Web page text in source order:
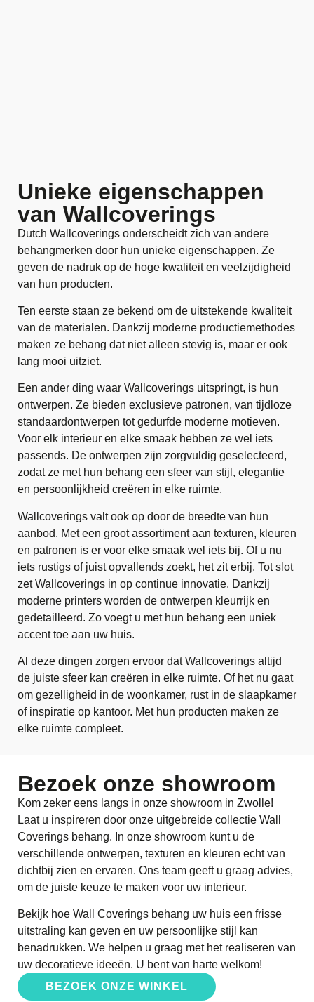
Unieke eigenschappen
van Wallcoverings
Dutch Wallcoverings onderscheidt zich van andere
behangmerken door hun unieke eigenschappen. Ze
geven de nadruk op de hoge kwaliteit en veelzijdigheid
van hun producten.
Ten eerste staan ze bekend om de uitstekende kwaliteit
van de materialen. Dankzij moderne productiemethodes
maken ze behang dat niet alleen stevig is, maar er ook
lang mooi uitziet.
Een ander ding waar Wallcoverings uitspringt, is hun
ontwerpen. Ze bieden exclusieve patronen, van tijdloze
standaardontwerpen tot gedurfde moderne motieven.
Voor elk interieur en elke smaak hebben ze wel iets
passends. De ontwerpen zijn zorgvuldig geselecteerd,
zodat ze met hun behang een sfeer van stijl, elegantie
en persoonlijkheid creëren in elke ruimte.
Wallcoverings valt ook op door de breedte van hun
aanbod. Met een groot assortiment aan texturen, kleuren
en patronen is er voor elke smaak wel iets bij. Of u nu
iets rustigs of juist opvallends zoekt, het zit erbij. Tot slot
zet Wallcoverings in op continue innovatie. Dankzij
moderne printers worden de ontwerpen kleurrijk en
gedetailleerd. Zo voegt u met hun behang een uniek
accent toe aan uw huis.
Al deze dingen zorgen ervoor dat Wallcoverings altijd
de juiste sfeer kan creëren in elke ruimte. Of het nu gaat
om gezelligheid in de woonkamer, rust in de slaapkamer
of inspiratie op kantoor. Met hun producten maken ze
elke ruimte compleet.
Bezoek onze showroom
Kom zeker eens langs in onze showroom in Zwolle!
Laat u inspireren door onze uitgebreide collectie Wall
Coverings behang. In onze showroom kunt u de
verschillende ontwerpen, texturen en kleuren echt van
dichtbij zien en ervaren. Ons team geeft u graag advies,
om de juiste keuze te maken voor uw interieur.
Bekijk hoe Wall Coverings behang uw huis een frisse
uitstraling kan geven en uw persoonlijke stijl kan
benadrukken. We helpen u graag met het realiseren van
uw decoratieve ideeën. U bent van harte welkom!
BEZOEK ONZE WINKEL